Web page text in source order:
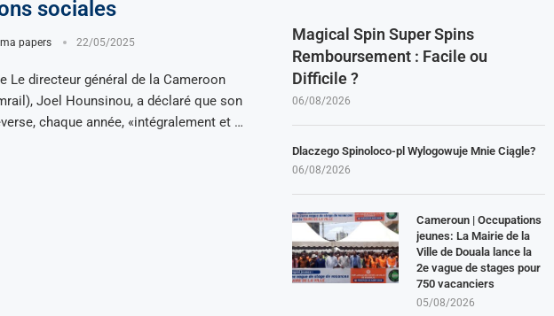
sociales
papers 22/05/2025
Le directeur général de la Cameroon
Joel Hounsinou, a déclaré que son
chaque année, «intégralement et …
Magical Spin Super Spins
Remboursement : Facile ou
Difficile ?
06/08/2026
Dlaczego Spinoloco-pl Wylogowuje Mnie Ciągle?
06/08/2026
Cameroun | Occupations
jeunes: La Mairie de la
Ville de Douala lance la
2e vague de stages pour
750 vacanciers
05/08/2026